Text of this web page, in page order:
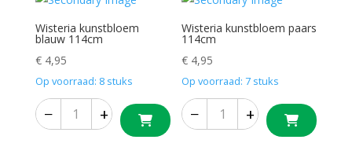
Wisteria kunstbloem
blauw 114cm
€4,95
Op voorraad: 8 stuks
− +
Wisteria kunstbloem paars
114cm
€ 4,95
Op voorraad: 7 stuks
− +